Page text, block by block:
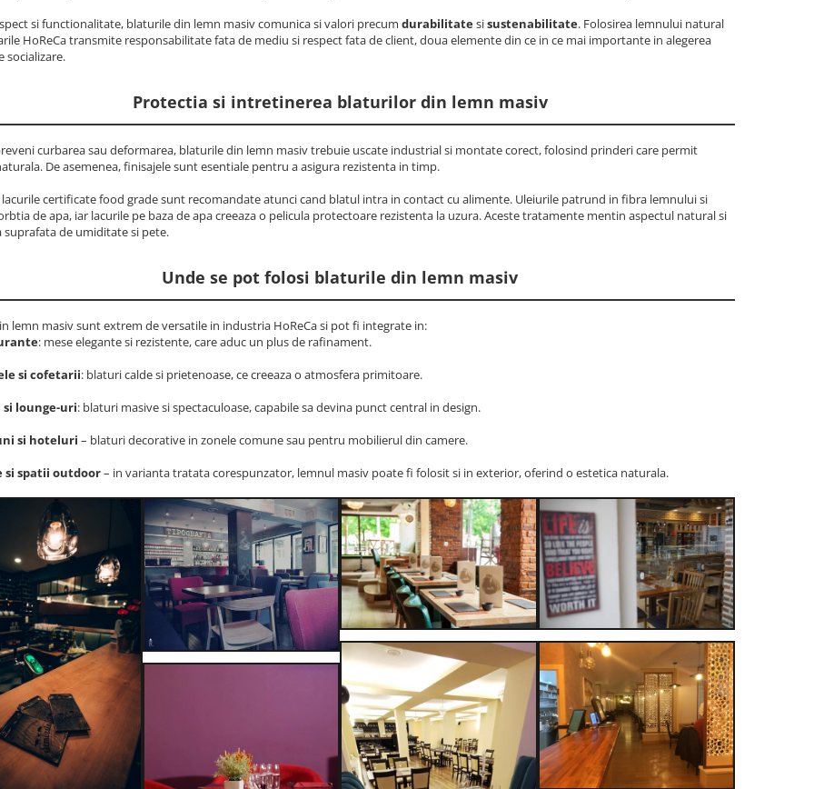
si functionalitate, blaturile din lemn masiv comunica si valori precum durabilitatesisustenabilitate. Folosirea lemnului natural
HoReCa transmite responsabilitate fata de mediu si respect fata de client, doua elemente din ce in ce mai importante in alegerea
socializare.
Protectia si intretinerea blaturilor din lemn masiv
curbarea sau deformarea, blaturile din lemn masiv trebuie uscate industrial si montate corect, folosind prinderi care permit
De asemenea, finisajele sunt esentiale pentru a asigura rezistenta in timp.
lacurile certificate food grade sunt recomandate atunci cand blatul intra in contact cu alimente. Uleiurile patrund in fibra lemnului si
de apa, iar lacurile pe baza de apa creeaza o pelicula protectoare rezistenta la uzura. Aceste tratamente mentin aspectul natural si
suprafata de umiditate si pete.
Unde se pot folosi blaturile din lemn masiv
lemn masiv sunt extrem de versatile in industria HoReCa si pot fi integrate in:
: mese elegante si rezistente, care aduc un plus de rafinament.
si cofetarii: blaturi calde si prietenoase, ce creeaza o atmosfera primitoare.
lounge-uri: blaturi masive si spectaculoase, capabile sa devina punct central in design.
si hoteluri – blaturi decorative in zonele comune sau pentru mobilierul din camere.
si spatii outdoor– in varianta tratata corespunzator, lemnul masiv poate fi folosit si in exterior, oferind o estetica naturala.